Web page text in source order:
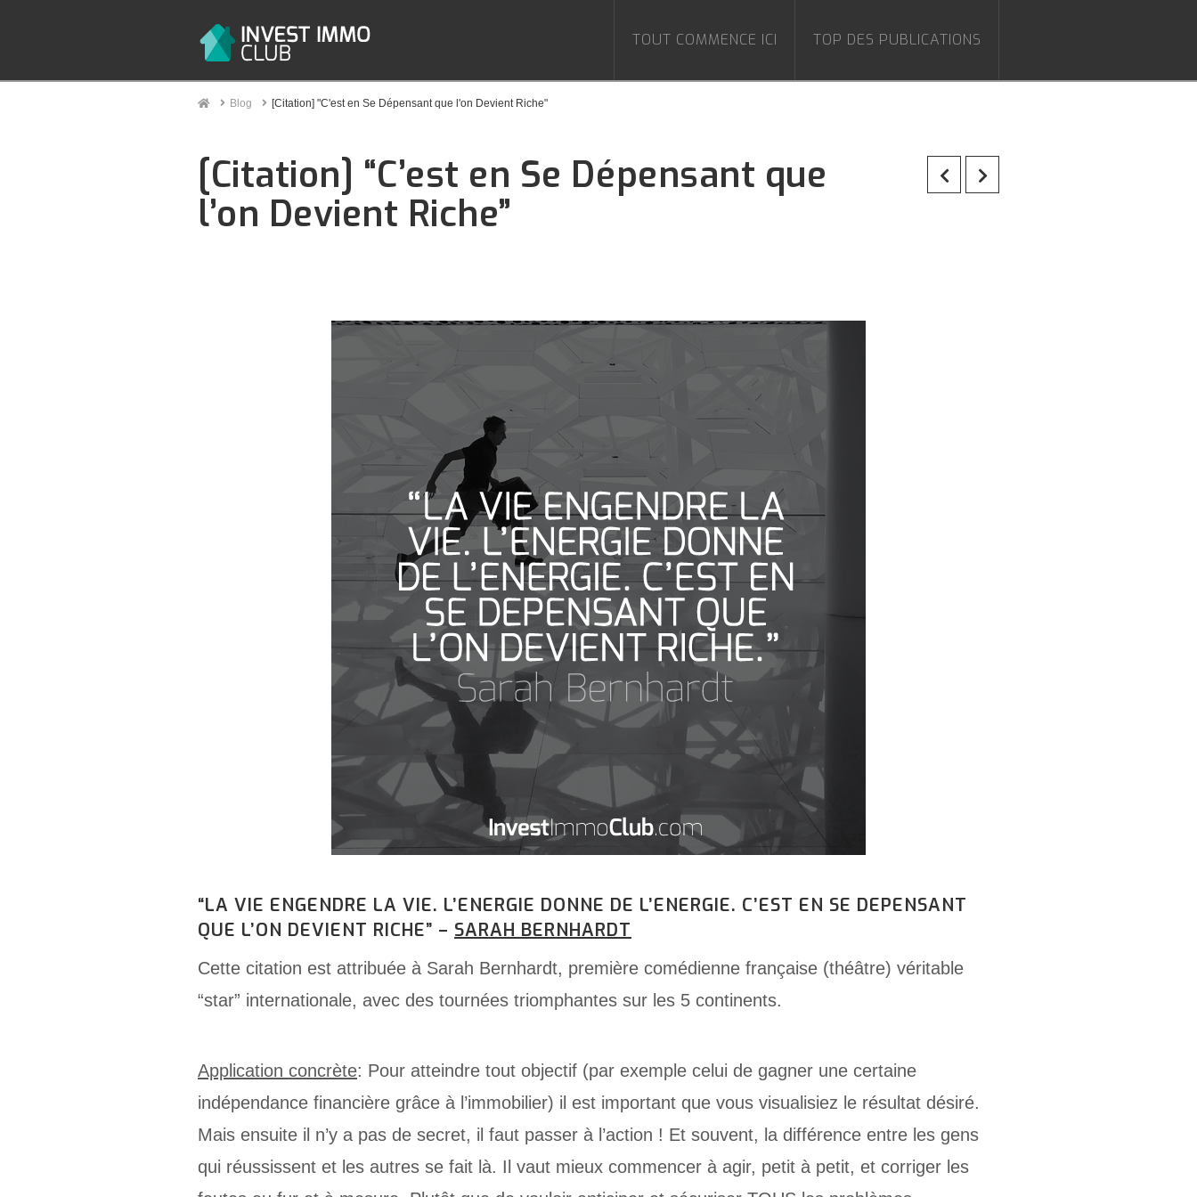
TOUT COMMENCE ICI TOP DES PUBLICATIONS
HomeBlog [Citation] "C'est en Se Dépensant que l'on Devient Riche"
[Citation] “C’est en Se Dépensant que
l’on Devient Riche”
“LA VIE ENGENDRE LA VIE. L’ENERGIE DONNE DE L’ENERGIE. C’EST EN SE DEPENSANT
QUE L’ON DEVIENT RICHE” – SARAH BERNHARDT
Cette citation est attribuée à Sarah Bernhardt, première comédienne française (théâtre) véritable
“star” internationale, avec des tournées triomphantes sur les 5 continents.
Application concrète: Pour atteindre tout objectif (par exemple celui de gagner une certaine
indépendance financière grâce à l’immobilier) il est important que vous visualisiez le résultat désiré.
Mais ensuite il n’y a pas de secret, il faut passer à l’action ! Et souvent, la différence entre les gens
qui réussissent et les autres se fait là. Il vaut mieux commencer à agir, petit à petit, et corriger les